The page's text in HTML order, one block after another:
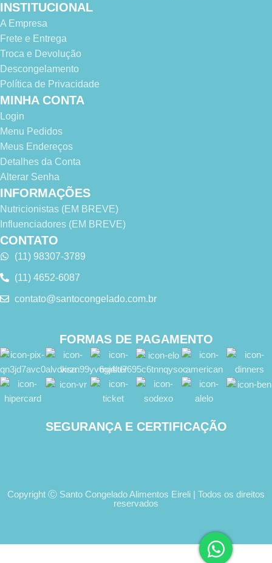
INSTITUCIONAL
A Empresa
Frete e Entrega
Troca e Devolução
Descongelamento
Política de Privacidade
MINHA CONTA
Login
Menu Pedidos
Meus Endereços
Detalhes da Conta
Alterar Senha
INFORMAÇÕES
Nutricionistas (EM BREVE)
Influenciadores (EM BREVE)
CONTATO
(11) 98307-3789
(11) 4652-6087
contato@santocongelado.com.br
FORMAS DE PAGAMENTO
SEGURANÇA E CERTIFICAÇÃO
Copyright Ⓒ Santo Congelado Alimentos Eireli | Todos os direitos
reservados